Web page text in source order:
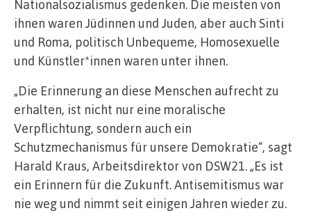
Nationalsozialismus gedenken. Die meisten von
ihnen waren Jüdinnen und Juden, aber auch Sinti
und Roma, politisch Unbequeme, Homosexuelle
und Künstler*innen waren unter ihnen.
„Die Erinnerung an diese Menschen aufrecht zu
erhalten, ist nicht nur eine moralische
Verpflichtung, sondern auch ein
Schutzmechanismus für unsere Demokratie“, sagt
Harald Kraus, Arbeitsdirektor von DSW21. „Es ist
ein Erinnern für die Zukunft. Antisemitismus war
nie weg und nimmt seit einigen Jahren wieder zu.